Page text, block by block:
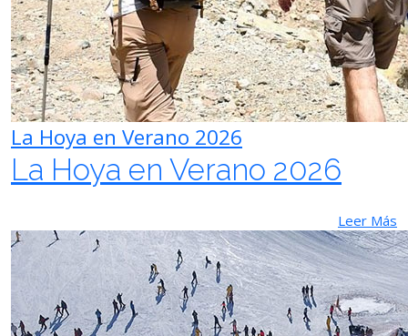
La Hoya en Verano 2026
La Hoya en Verano 2026
Leer Más